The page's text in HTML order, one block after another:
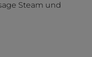
Steam und